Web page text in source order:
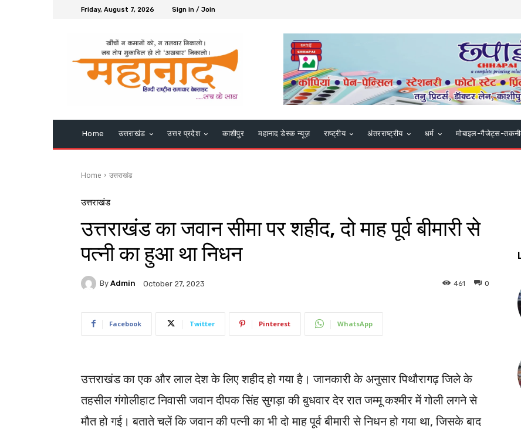
Friday, August 7, 2026 Sign in / Join
Home उत्तराखंड उत्तर प्रदेश काशीपुर महानाद डेस्क न्यूज़ राष्ट्रीय अंतरराष्ट्रीय धर्म मोबाइल-गैजेट्स-
Home उत्तराखंड
उत्तराखंड
उत्तराखंड का जवान सीमा पर शहीद, दो माह पूर्व बीमारी से
पत्नी का हुआ था निधन
By Admin October 27, 2023 0
461
Facebook Twitter Pinterest WhatsApp
उत्तराखंड का एक और लाल देश के लिए शहीद हो गया है। जानकारी के अनुसार पिथौरागढ़ जिले के
तहसील गंगोलीहाट निवासी जवान दीपक सिंह सुगड़ा की बुधवार देर रात जम्मू कश्मीर में गोली लगने से
मौत हो गई। बताते चलें कि जवान की पत्नी का भी दो माह पूर्व बीमारी से निधन हो गया था, जिसके बाद